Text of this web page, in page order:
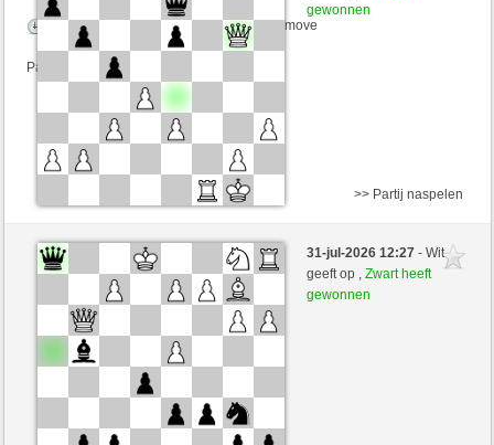
Speelduur: 2 minutes/side + 5 seconds/move
Partij telt mee voor de ranglijst
gewonnen
Zwart
undlos446 (1354) (-3)
Wit
Simonio (1764) (+3)
Speelduur: 5 minutes/side + 3 seconds/move
Partij telt mee voor de ranglijst
>> Partij naspelen
31-jul-2026 12:27- Wit
geeft op ,Zwart heeft
gewonnen